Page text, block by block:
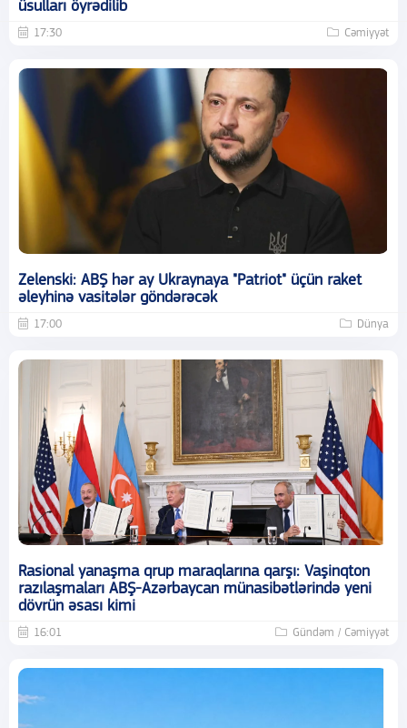
üsulları öyrədilib
17:30 Cəmiyyət
Zelenski: ABŞ hər ay Ukraynaya "Patriot" üçün raket
əleyhinə vasitələr göndərəcək
17:00 Dünya
Rasional yanaşma qrup maraqlarına qarşı: Vaşinqton
razılaşmaları ABŞ-Azərbaycan münasibətlərində yeni
dövrün əsası kimi
16:01 Gündəm / Cəmiyyət